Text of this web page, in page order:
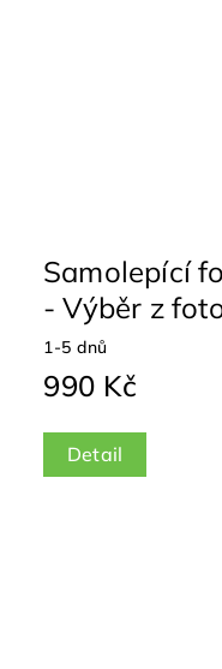
Samolepící
- Výběr z
1-5 dnů
990 Kč
Detail